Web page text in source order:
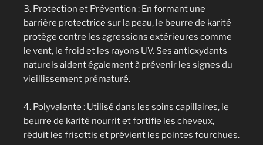
3. Protection et Prévention : En formant une
barrière protectrice sur la peau, le beurre de karité
protège contre les agressions extérieures comme
le vent, le froid et les rayons UV. Ses antioxydants
naturels aident également à prévenir les signes du
vieillissement prématuré.
4. Polyvalente : Utilisé dans les soins capillaires, le
beurre de karité nourrit et fortifie les cheveux,
réduit les frisottis et prévient les pointes fourchues.